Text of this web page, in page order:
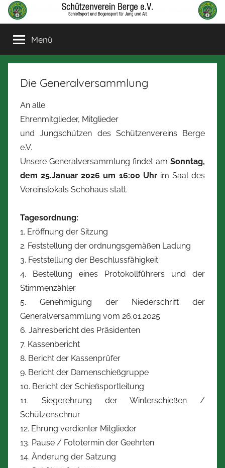
Zum
Inhalt
springenSchützenverein
Berge
und
Bogensport
für
Jung
Menü
Die Generalversammlung
An alle
Ehrenmitglieder, Mitglieder
und Jungschützen des Schützenvereins Berge
e.V.
Unsere Generalversammlung findet am Sonntag,
dem 25.Januar 2026 um 16:00 Uhrim Saal des
Vereinslokals Schohaus statt.
Tagesordnung:
1. Eröffnung der Sitzung
2. Feststellung der ordnungsgemäßen Ladung
3. Feststellung der Beschlussfähigkeit
4. Bestellung eines Protokollführers und der
Stimmenzähler
5. Genehmigung der Niederschrift der
Generalversammlung vom 26.01.2025
6. Jahresbericht des Präsidenten
7. Kassenbericht
8. Bericht der Kassenprüfer
9. Bericht der Damenschießgruppe
10. Bericht der Schießsportleitung
11. Siegerehrung der Winterschießen /
Schützenschnur
12. Ehrung verdienter Mitglieder
13. Pause / Fototermin der Geehrten
14. Änderung der Satzung